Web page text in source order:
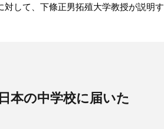
して、下條正男拓殖大学教授が説明す
本の中学校に届いた